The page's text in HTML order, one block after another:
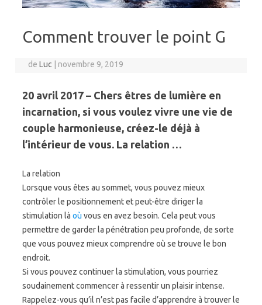
Comment trouver le point G
deLuc novembre 9, 2019
20 avril 2017 – Chers êtres de lumière en
incarnation, si vous voulez vivre une vie de
couple harmonieuse, créez-le déjà à
l’intérieur de vous. La relation …
La relation
Lorsque vous êtes au sommet, vous pouvez mieux
contrôler le positionnement et peut-être diriger la
stimulation là où vous en avez besoin. Cela peut vous
permettre de garder la pénétration peu profonde, de sorte
que vous pouvez mieux comprendre où se trouve le bon
endroit.
Si vous pouvez continuer la stimulation, vous pourriez
soudainement commencer à ressentir un plaisir intense.
Rappelez-vous qu’il n’est pas facile d’apprendre à trouver le